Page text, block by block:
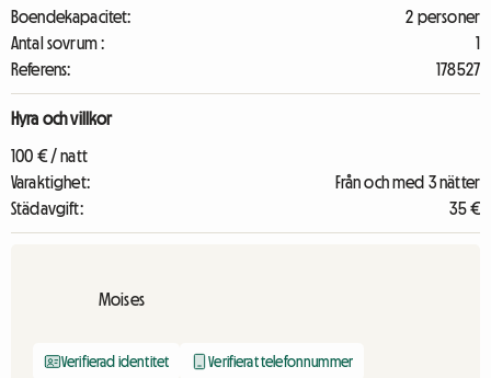
Boendekapacitet:
2 personer
Antal sovrum :
1
Referens:
178527
Hyra och villkor
100 € / natt
Varaktighet:
Från och med 3 nätter
Städavgift:
35 €
Moises
Verifierad identitet Verifierat telefonnummer